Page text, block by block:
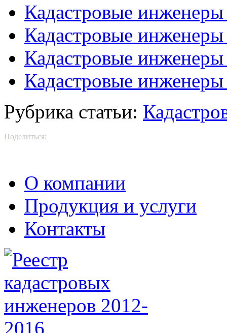
Кадастровые
Кадастровые
Кадастровые
Кадастровые
Рубрика статьи:
Поделиться:
О компании
Продукция и услуги
Контакты